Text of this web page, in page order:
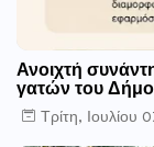
Ανοιχτή
γατών του
Τρίτη, Ιουλίου